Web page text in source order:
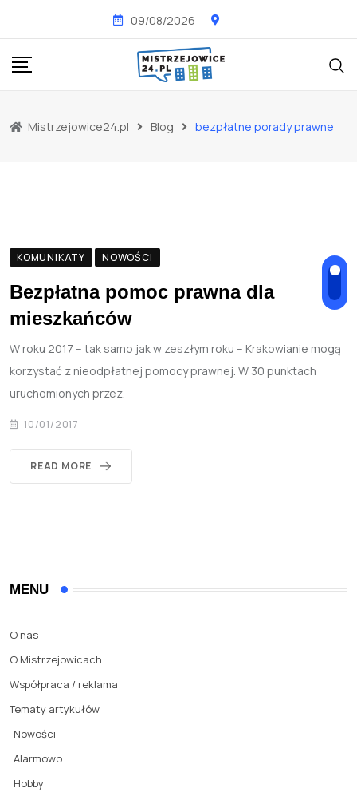
content
09/08/2026
Mistrzejowice24.pl Blog bezpłatne porady prawne
KOMUNIKATY NOWOŚCI
Bezpłatna pomoc prawna dla
mieszkańców
W roku 2017 – tak samo jak w zeszłym roku – Krakowianie mogą
korzystać z nieodpłatnej pomocy prawnej. W 30 punktach
uruchomionych przez.
10/01/2017
READ MORE
MENU
O nas
O Mistrzejowicach
Współpraca / reklama
Tematy artykułów
Nowości
Alarmowo
Hobby